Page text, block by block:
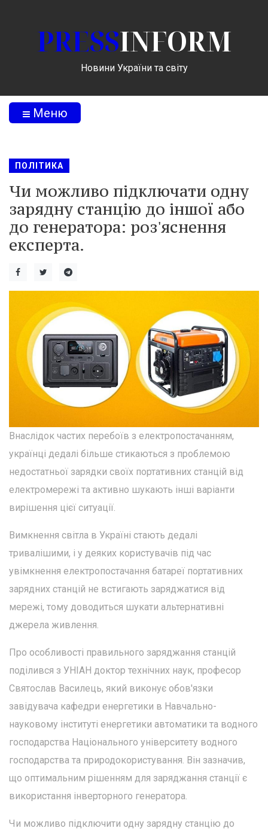
PRESSINFORM
Новини України та світу
Меню
ПОЛІТИКА
Чи можливо підключати одну
зарядну станцію до іншої або
до генератора: роз'яснення
експерта.
Внаслідок частих перебоїв з електропостачанням,
українці дедалі більше стикаються з проблемою
недостатньої зарядки своїх портативних станцій від
електромережі та активно шукають інші варіанти
вирішення цієї ситуації.
Вимкнення світла в Україні стають дедалі
тривалішими, і у деяких користувачів під час
увімкнення електропостачання батареї портативних
зарядних станцій не встигають заряджатися від
мережі, тому доводиться шукати альтернативні
джерела живлення.
Про особливості правильного заряджання станцій
поділився з УНІАН доктор технічних наук, професор
Святослав Василець, який виконує обов'язки
завідувача кафедри енергетики в Навчально-
науковому інституті енергетики автоматики та водного
господарства Національного університету водного
господарства та природокористування. Він зазначив,
що оптимальним рішенням для заряджання станції є
використання інверторного генератора.
Чи можливо підключити одну зарядну станцію до